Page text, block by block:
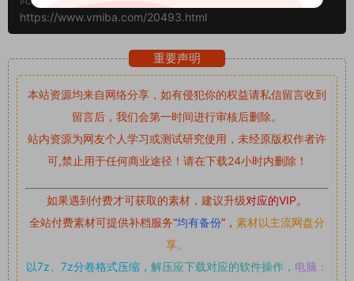
https://www.vmiba.com/20493.html
重要声明
本站资源均来自网络分享，如有侵犯你的权益请私信留言收到
留言后，我们会第一时间进行审核后删除。
站内资源为网友个人学习或测试研究使用，未经原版权作者许
可,禁止用于任何商业途径！请在下载24小时内删除！
如果遇到付费才可获取的素材，建议升级对应的VIP。
全站付费素材可提供补档服务“均有备份”， 素材以主流网盘分
享。
以7z、7z分卷格式压缩， 解压应下载对应的软件操作， 电脑：